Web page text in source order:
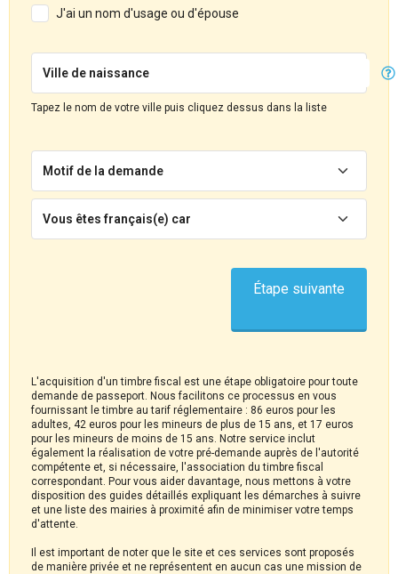
J'ai un nom d'usage ou d'épouse
Ville de naissance
Tapez le nom de votre ville puis cliquez dessus dans la liste
Motif de la demande
Vous êtes français(e) car
L'acquisition d'un timbre fiscal est une étape obligatoire pour toute
demande de passeport. Nous facilitons ce processus en vous
fournissant le timbre au tarif réglementaire : 86 euros pour les
adultes, 42 euros pour les mineurs de plus de 15 ans, et 17 euros
pour les mineurs de moins de 15 ans. Notre service inclut
également la réalisation de votre pré-demande auprès de l'autorité
compétente et, si nécessaire, l'association du timbre fiscal
correspondant. Pour vous aider davantage, nous mettons à votre
disposition des guides détaillés expliquant les démarches à suivre
et une liste des mairies à proximité afin de minimiser votre temps
d'attente.
Il est important de noter que le site et ces services sont proposés
de manière privée et ne représentent en aucun cas une mission de